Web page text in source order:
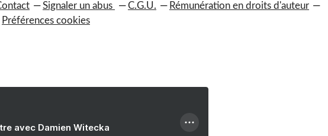
Signaler un abus C.G.U.
Rémunération en droits d'auteur
Préférences cookies
avec Damien Witecka